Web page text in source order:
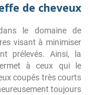
de cheveux
le domaine de
visant à minimiser
prélevés. Ainsi, la
à ceux qui le
coupés très courts
toujours